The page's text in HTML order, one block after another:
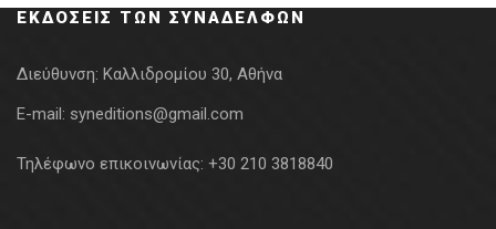
ΕΚΔΌΣΕΙΣ ΤΩΝ ΣΥΝΑΔΈΛΦΩΝ
Διεύθυνση: Καλλιδρομίου 30, Αθήνα
E-mail: syneditions@gmail.com
Τηλέφωνο επικοινωνίας: +30 210 3818840